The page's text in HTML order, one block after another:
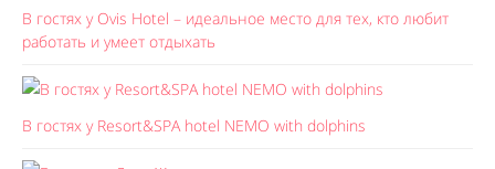
В гостях у Ovis Hotel – идеальное место для тех, кто любит
работать и умеет отдыхать
В гостях у Resort&SPA hotel NEMO with dolphins